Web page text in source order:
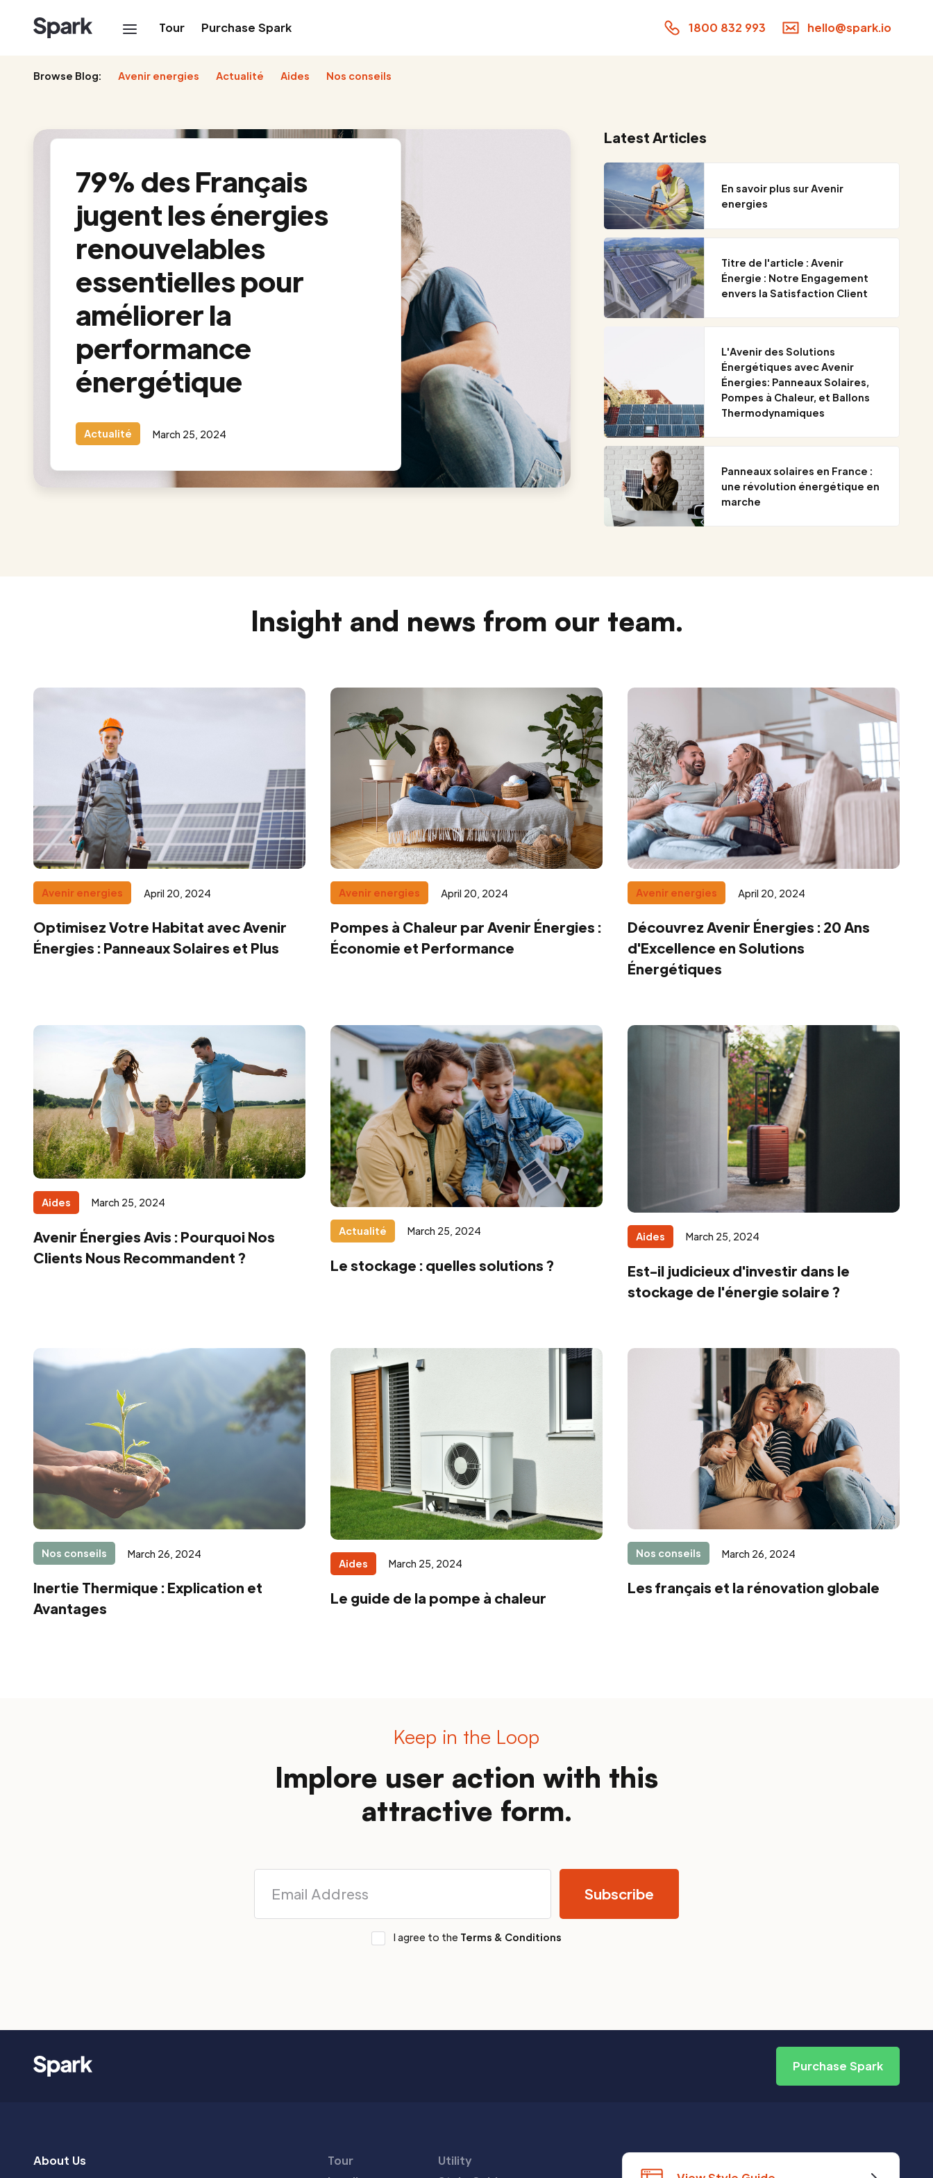
Tour Purchase Spark 1800 832 993 hello@spark.io
Browse Blog: Avenir energies Actualité Aides Nos conseils
79% des Français
jugent les énergies
renouvelables
essentielles pour
améliorer la
performance
énergétique
Actualité March 25, 2024
Latest Articles
En savoir plus sur Avenir
energies
Titre de l'article : Avenir
Énergie : Notre Engagement
envers la Satisfaction Client
L'Avenir des Solutions
Énergétiques avec Avenir
Énergies: Panneaux Solaires,
Pompes à Chaleur, et Ballons
Thermodynamiques
Panneaux solaires en France :
une révolution énergétique en
marche
Insight and news from our team.
Avenir energies April 20, 2024
Optimisez Votre Habitat avec Avenir
Énergies : Panneaux Solaires et Plus
Avenir energies April 20, 2024
Pompes à Chaleur par Avenir Énergies :
Économie et Performance
Avenir energies April 20, 2024
Découvrez Avenir Énergies : 20 Ans
d'Excellence en Solutions
Énergétiques
Aides March 25, 2024
Avenir Énergies Avis : Pourquoi Nos
Clients Nous Recommandent ?
Actualité March 25, 2024
Le stockage : quelles solutions ?
Aides March 25, 2024
Est-il judicieux d'investir dans le
stockage de l'énergie solaire ?
Nos conseils March 26, 2024
Inertie Thermique : Explication et
Avantages
Aides March 25, 2024
Le guide de la pompe à chaleur
Nos conseils March 26, 2024
Les français et la rénovation globale
Keep in the Loop
Implore user action with this
attractive form.
I agree to the Terms & Conditions
Purchase Spark
About Us
Tour
Utility